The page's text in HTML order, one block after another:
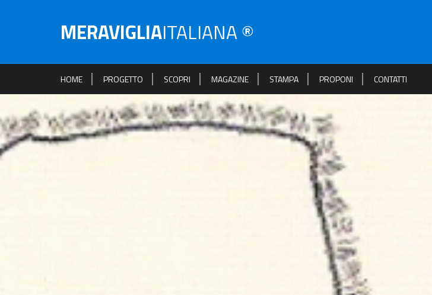
MERAVIGLIAITALIANA ®
HOME PROGETTO SCOPRI MAGAZINE STAMPA PROPONI CONTATTI